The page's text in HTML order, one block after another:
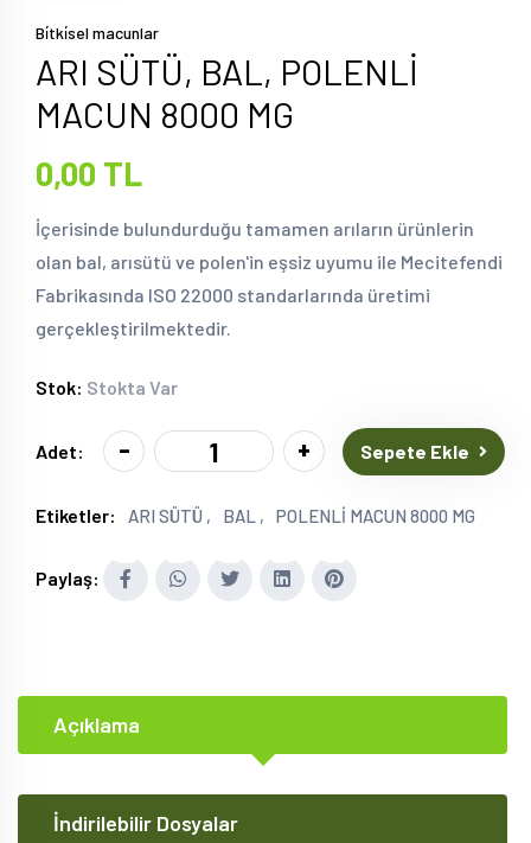
Bi̇tki̇sel macunlar
ARI SÜTÜ, BAL, POLENLİ
MACUN 8000 MG
0,00 TL
İçerisinde bulundurduğu tamamen arıların ürünlerin
olan bal, arısütü ve polen'in eşsiz uyumu ile Mecitefendi
Fabrikasında ISO 22000 standarlarında üretimi
gerçekleştirilmektedir.
Stok: Stokta Var
Adet: - + Sepete Ekle
Etiketler: ARI SÜTÜ , BAL , POLENLİ MACUN 8000 MG
Paylaş:
Açıklama
İndirilebilir Dosyalar